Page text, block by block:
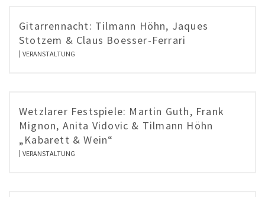
Gitarrennacht: Tilmann Höhn, Jaques
Stotzem & Claus Boesser-Ferrari
VERANSTALTUNG
Wetzlarer Festspiele: Martin Guth, Frank
Mignon, Anita Vidovic & Tilmann Höhn
„Kabarett & Wein“
VERANSTALTUNG